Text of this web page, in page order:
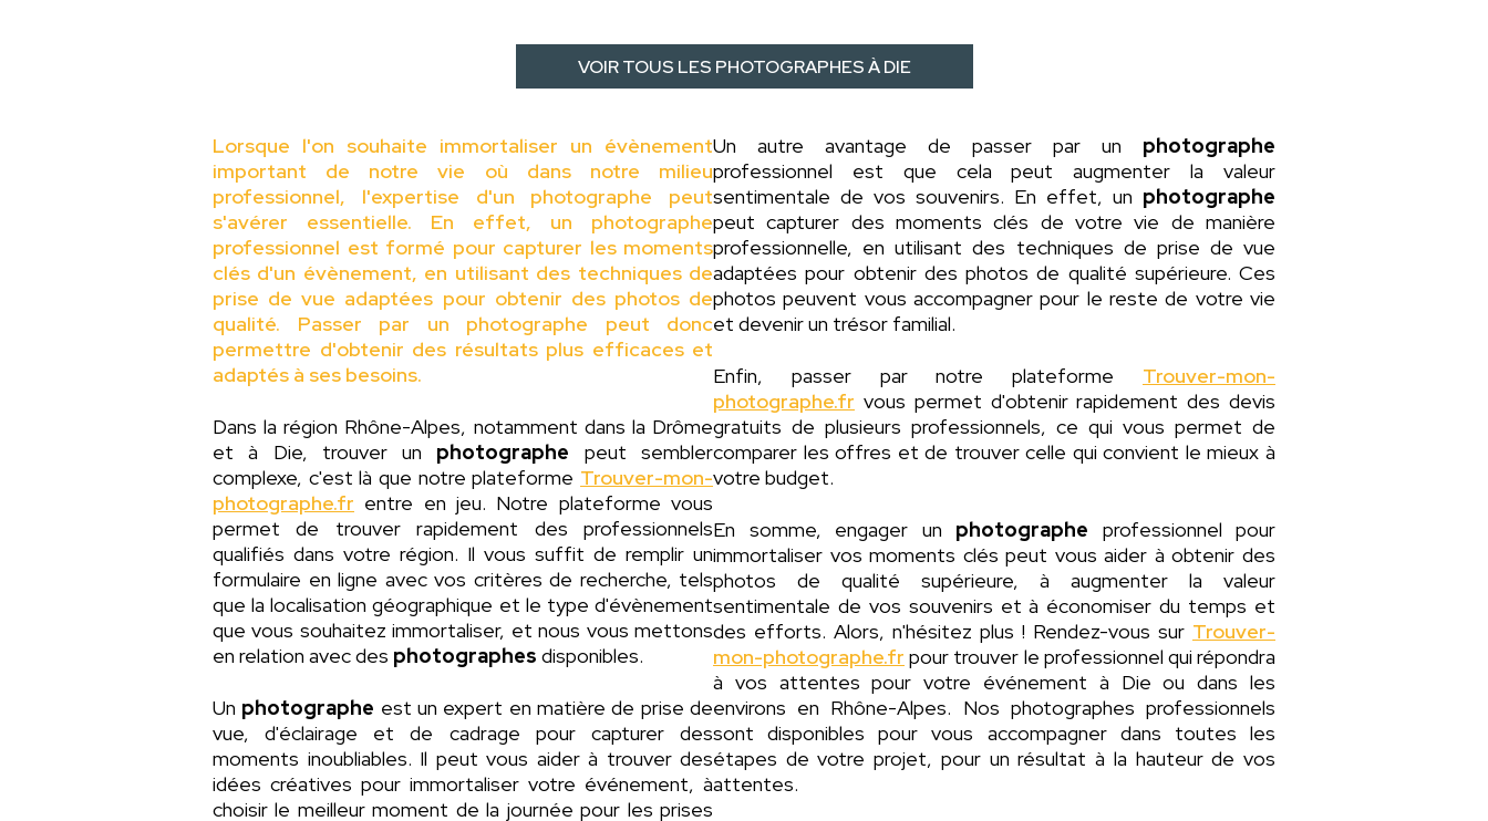
VOIR TOUS LES PHOTOGRAPHES À DIE
Lorsque l'on souhaite immortaliser un évènement
important de notre vie où dans notre milieu
professionnel, l'expertise d'un photographe peut
s'avérer essentielle. En effet, un photographe
professionnel est formé pour capturer les moments
clés d'un évènement, en utilisant des techniques de
prise de vue adaptées pour obtenir des photos de
qualité. Passer par un photographe peut donc
permettre d'obtenir des résultats plus efficaces et
adaptés à ses besoins.
Dans la région Rhône-Alpes, notamment dans la Drôme
et à Die, trouver un photographe peut sembler
complexe, c'est là que notre plateforme Trouver-mon-
photographe.fr entre en jeu. Notre plateforme vous
permet de trouver rapidement des professionnels
qualifiés dans votre région. Il vous suffit de remplir un
formulaire en ligne avec vos critères de recherche, tels
que la localisation géographique et le type d'évènement
que vous souhaitez immortaliser, et nous vous mettons
en relation avec des photographes disponibles.
Un photographe est un expert en matière de prise de
vue, d'éclairage et de cadrage pour capturer des
moments inoubliables. Il peut vous aider à trouver des
idées créatives pour immortaliser votre événement, à
choisir le meilleur moment de la journée pour les prises
Un autre avantage de passer par un photographe
professionnel est que cela peut augmenter la valeur
sentimentale de vos souvenirs. En effet, un photographe
peut capturer des moments clés de votre vie de manière
professionnelle, en utilisant des techniques de prise de vue
adaptées pour obtenir des photos de qualité supérieure. Ces
photos peuvent vous accompagner pour le reste de votre vie
et devenir un trésor familial.
Enfin, passer par notre plateforme Trouver-mon-
photographe.fr vous permet d'obtenir rapidement des devis
gratuits de plusieurs professionnels, ce qui vous permet de
comparer les offres et de trouver celle qui convient le mieux à
votre budget.
En somme, engager un photographe professionnel pour
immortaliser vos moments clés peut vous aider à obtenir des
photos de qualité supérieure, à augmenter la valeur
sentimentale de vos souvenirs et à économiser du temps et
des efforts. Alors, n'hésitez plus ! Rendez-vous sur Trouver-
mon-photographe.fr pour trouver le professionnel qui répondra
à vos attentes pour votre événement à Die ou dans les
environs en Rhône-Alpes. Nos photographes professionnels
sont disponibles pour vous accompagner dans toutes les
étapes de votre projet, pour un résultat à la hauteur de vos
attentes.